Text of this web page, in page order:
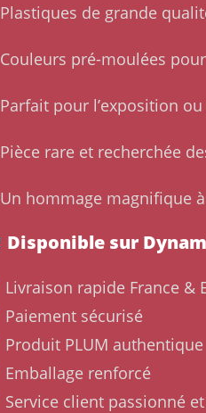
Plastiques de grande
Couleurs pré-moulées
Parfait pour l’exposition
Pièce rare et recherchée
Un hommage magnifique
Disponible sur
Livraison rapide France &
Paiement sécurisé
Produit PLUM authentique
Emballage renforcé
Service client passionné